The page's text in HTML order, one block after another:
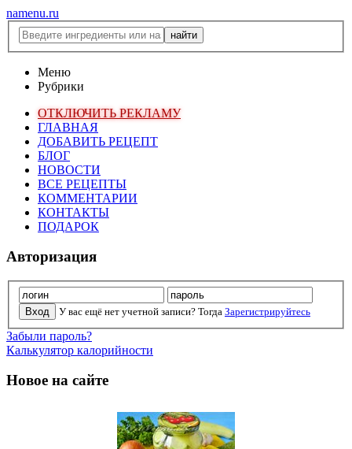
namenu.ru
Меню
Рубрики
ОТКЛЮЧИТЬ РЕКЛАМУ
ГЛАВНАЯ
ДОБАВИТЬ РЕЦЕПТ
БЛОГ
НОВОСТИ
ВСЕ РЕЦЕПТЫ
КОММЕНТАРИИ
КОНТАКТЫ
ПОДАРОК
Авторизация
У вас ещё нет учетной записи? Тогда Зарегистрируйтесь
Забыли пароль?
Калькулятор калорийности
Новое на сайте